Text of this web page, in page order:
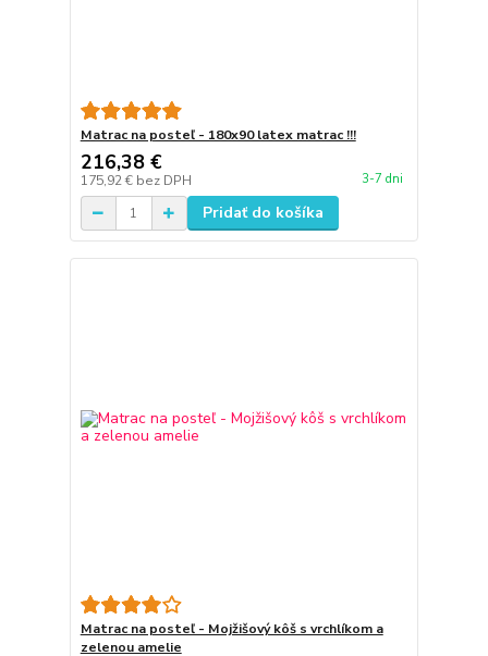
Matrac na posteľ - 180x90 latex matrac !!!
216,38 €
175,92 € bez DPH 3-7 dni
Pridať do košíka
Matrac na posteľ - Mojžišový kôš s vrchlíkom a
zelenou amelie